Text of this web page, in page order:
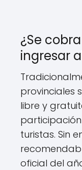
¿Se
ingresar
provinciales
libre y
turistas. Sin
oficial del